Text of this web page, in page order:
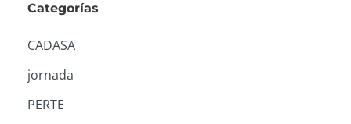
Categorías
CADASA
jornada
PERTE